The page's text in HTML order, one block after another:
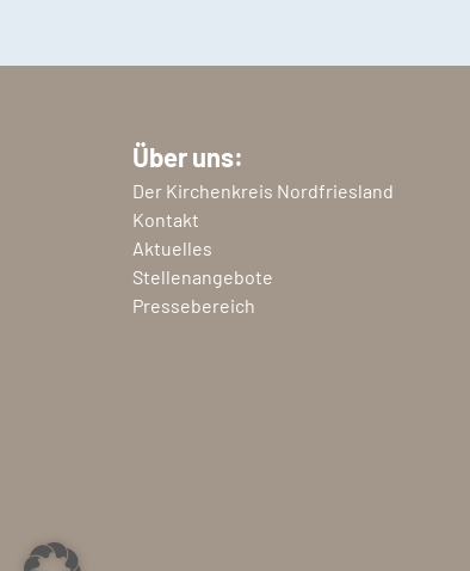
Über uns:
Der Kirchenkreis Nordfriesland
Kontakt
Aktuelles
Stellenangebote
Pressebereich